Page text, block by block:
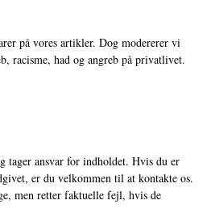
på vores artikler. Dog modererer vi
racisme, had og angreb på privatlivet.
tager ansvar for indholdet. Hvis du er
er du velkommen til at kontakte os.
men retter faktuelle fejl, hvis de